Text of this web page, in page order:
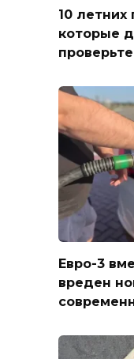
10
которые
Евро-3
вреден